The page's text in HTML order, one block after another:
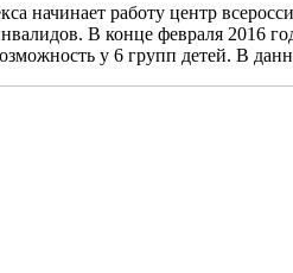
начинает работу центр
В конце февраля 2016
у 6 групп детей. В